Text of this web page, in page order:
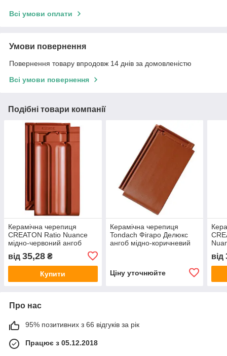
Всі умови оплати
Умови повернення
Повернення товару впродовж 14 днів за домовленістю
Всі умови повернення
Подібні товари компанії
Керамічна черепиця
CREATON Ratio Nuance
мідно-червоний ангоб
від 35,28 ₴
Купити
Керамічна черепиця
Tondach Фігаро Делюкс
ангоб мідно-коричневий
Ціну уточнюйте
від
Про нас
95% позитивних з 66 відгуків за рік
Працює з 05.12.2018